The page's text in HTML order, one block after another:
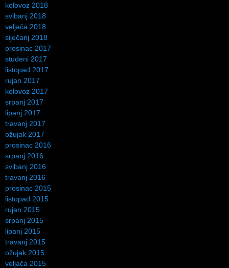
kolovoz 2018
svibanj 2018
veljača 2018
siječanj 2018
prosinac 2017
studeni 2017
listopad 2017
rujan 2017
kolovoz 2017
srpanj 2017
lipanj 2017
travanj 2017
ožujak 2017
prosinac 2016
srpanj 2016
svibanj 2016
travanj 2016
prosinac 2015
listopad 2015
rujan 2015
srpanj 2015
lipanj 2015
travanj 2015
ožujak 2015
veljača 2015